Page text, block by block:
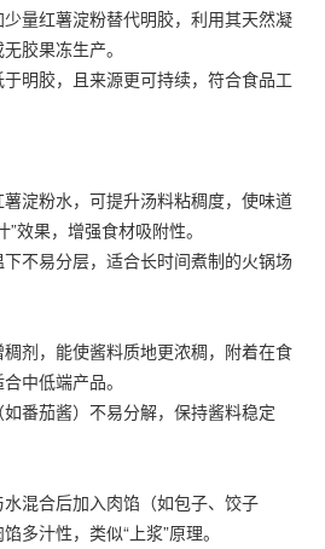
量红薯淀粉替代明胶，利用其天然凝
胶果冻生产。
明胶，且来源更可持续，符合食品工
淀粉水，可提升汤料粘稠度，使味道
效果，增强食材吸附性。
不易分层，适合长时间煮制的火锅场
剂，能使酱料质地更浓稠，附着在食
中低端产品。
番茄酱）不易分解，保持酱料稳定
混合后加入肉馅（如包子、饺子
多汁性，类似“上浆”原理。